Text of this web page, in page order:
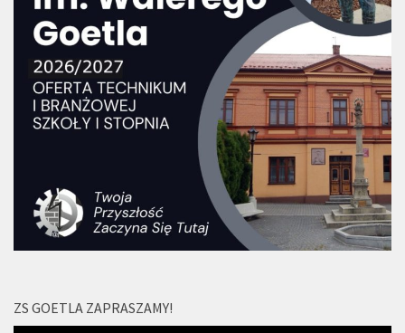
ZS GOETLA ZAPRASZAMY!